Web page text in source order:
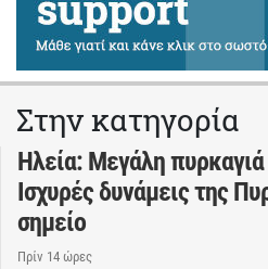
Στην κατηγορία
Ηλεία: Μεγάλη
Ισχυρές δυνάμεις της
σημείο
Πρίν 14 ώρες